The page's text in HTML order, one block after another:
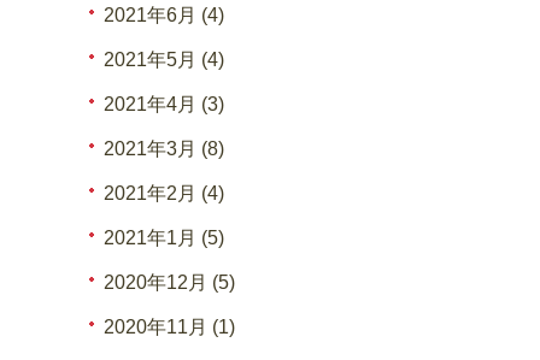
2021年6月 (4)
2021年5月 (4)
2021年4月 (3)
2021年3月 (8)
2021年2月 (4)
2021年1月 (5)
2020年12月 (5)
2020年11月 (1)